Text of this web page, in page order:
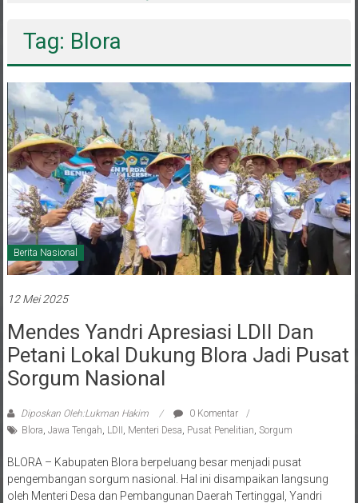
Berita Nasional
Petani Lokal Dukung Blora Jadi Pusat
Sorgum Nasional
Blora,Jawa Tengah,LDII,Menteri Desa, Pusat Penelitian
pengembangan sorgum nasional. Hal ini disampaikan langsung
oleh Menteri Desa dan Pembangunan Daerah Tertinggal, Yandri
Susanto,